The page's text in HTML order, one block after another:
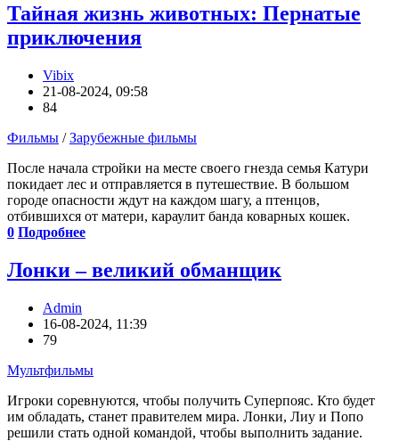
Тайная жизнь животных: Пернатые
приключения
Vibix
21-08-2024, 09:58
84
Фильмы /Зарубежные фильмы
После начала стройки на месте своего гнезда семья Катури
покидает лес и отправляется в путешествие. В большом
городе опасности ждут на каждом шагу, а птенцов,
отбившихся от матери, караулит банда коварных кошек.
0 Подробнее
Лонки – великий обманщик
Admin
16-08-2024, 11:39
79
Мультфильмы
Игроки соревнуются, чтобы получить Суперпояс. Кто будет
им обладать, станет правителем мира. Лонки, Лиу и Попо
решили стать одной командой, чтобы выполнить задание.